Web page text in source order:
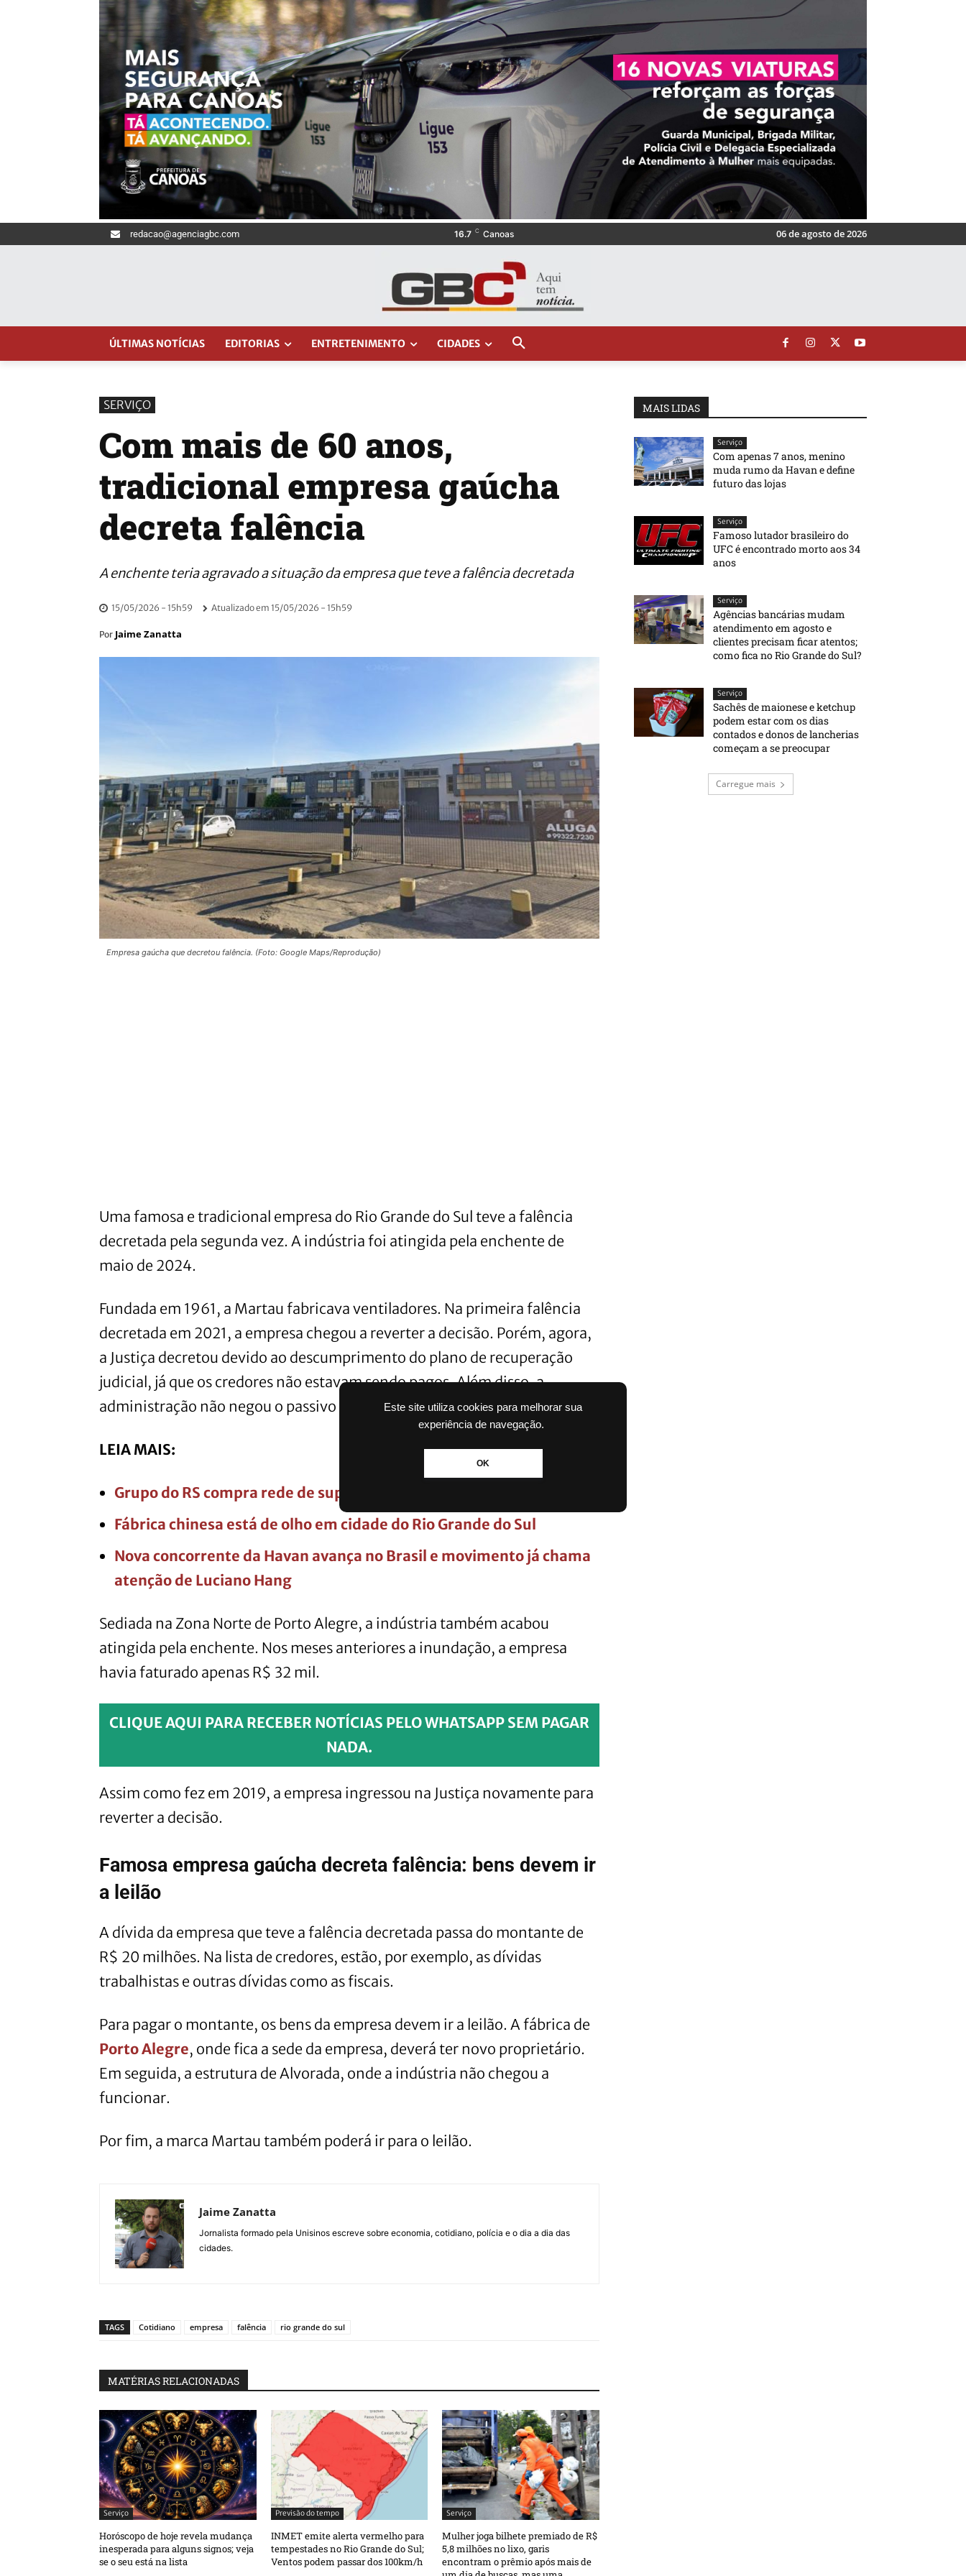
Este site utiliza cookies para melhorar sua
experiência de navegação.
OK
redacao@agenciagbc.com 16.7 C Canoas 06 de agosto de 2026
ÚLTIMAS NOTÍCIAS EDITORIAS ENTRETENIMENTO CIDADES
SERVIÇO
Com mais de 60 anos,
tradicional empresa gaúcha
decreta falência
A enchente teria agravado a situação da empresa que teve a falência decretada
15/05/2026 - 15h59 Atualizado em 15/05/2026 - 15h59
Por Jaime Zanatta
Empresa gaúcha que decretou falência. (Foto: Google Maps/Reprodução)
Uma famosa e tradicional empresa do Rio Grande do Sul teve a falência
decretada pela segunda vez. A indústria foi atingida pela enchente de
maio de 2024.
Fundada em 1961, a Martau fabricava ventiladores. Na primeira falência
decretada em 2021, a empresa chegou a reverter a decisão. Porém, agora,
a Justiça decretou devido ao descumprimento do plano de recuperação
judicial, já que os credores não estavam sendo pagos. Além disso, a
administração não negou o passivo e a fábrica estava parada.
LEIA MAIS:
Grupo do RS compra rede de supermercados em Santa Catarina
Fábrica chinesa está de olho em cidade do Rio Grande do Sul
Nova concorrente da Havan avança no Brasil e movimento já chama
atenção de Luciano Hang
Sediada na Zona Norte de Porto Alegre, a indústria também acabou
atingida pela enchente. Nos meses anteriores a inundação, a empresa
havia faturado apenas R$ 32 mil.
CLIQUE AQUI PARA RECEBER NOTÍCIAS PELO WHATSAPP SEM PAGAR
NADA.
Assim como fez em 2019, a empresa ingressou na Justiça novamente para
reverter a decisão.
Famosa empresa gaúcha decreta falência: bens devem ir
a leilão
A dívida da empresa que teve a falência decretada passa do montante de
R$ 20 milhões. Na lista de credores, estão, por exemplo, as dívidas
trabalhistas e outras dívidas como as fiscais.
Para pagar o montante, os bens da empresa devem ir a leilão. A fábrica de
Porto Alegre, onde fica a sede da empresa, deverá ter novo proprietário.
Em seguida, a estrutura de Alvorada, onde a indústria não chegou a
funcionar.
Por fim, a marca Martau também poderá ir para o leilão.
Jaime Zanatta
Jornalista formado pela Unisinos escreve sobre economia, cotidiano, polícia e o dia a dia das
cidades.
TAGS Cotidiano empresa falência rio grande do sul
MATÉRIAS RELACIONADAS
Serviço
Horóscopo de hoje revela mudança
inesperada para alguns signos; veja
se o seu está na lista
Previsão do tempo
INMET emite alerta vermelho para
tempestades no Rio Grande do Sul;
Ventos podem passar dos 100km/h
Serviço
Mulher joga bilhete premiado de R$
5,8 milhões no lixo, garis
encontram o prêmio após mais de
MAIS LIDAS
Serviço
Com apenas 7 anos, menino
muda rumo da Havan e define
futuro das lojas
Serviço
Famoso lutador brasileiro do
UFC é encontrado morto aos 34
anos
Serviço
Agências bancárias mudam
atendimento em agosto e
clientes precisam ficar atentos;
como fica no Rio Grande do Sul?
Serviço
Sachês de maionese e ketchup
podem estar com os dias
contados e donos de lancherias
começam a se preocupar
Carregue mais